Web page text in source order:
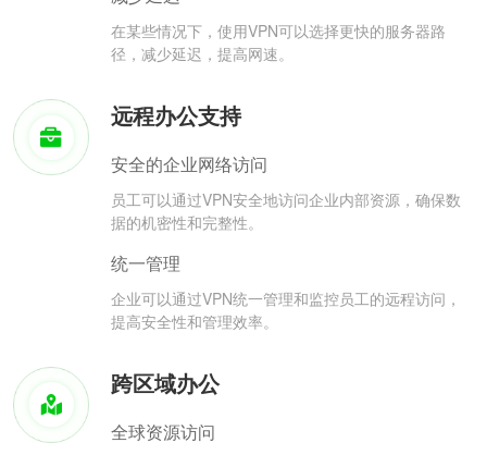
在某些情况下，使用VPN可以选择更快的服务器路
径，减少延迟，提高网速。
远程办公支持
安全的企业网络访问
员工可以通过VPN安全地访问企业内部资源，确保数
据的机密性和完整性。
统一管理
企业可以通过VPN统一管理和监控员工的远程访问，
提高安全性和管理效率。
跨区域办公
全球资源访问